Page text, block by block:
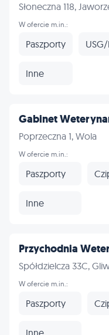
Słoneczna 118,
W ofercie m.in.:
Paszporty USG/
Inne
Gabinet
Poprzeczna 1, Wola
W ofercie m.in.:
Paszporty
Inne
Przychodnia
Spółdzielcza 33C,
W ofercie m.in.:
Paszporty
Inne